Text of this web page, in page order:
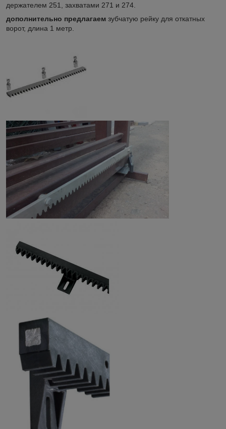
держателем 251, захватами 271 и 274.
дополнительно предлагаем зубчатую рейку для откатных
ворот, длина 1 метр.